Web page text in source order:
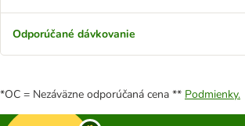
Odporúčané dávkovanie
*OC = Nezáväzne odporúčaná cena ** Podmienky.